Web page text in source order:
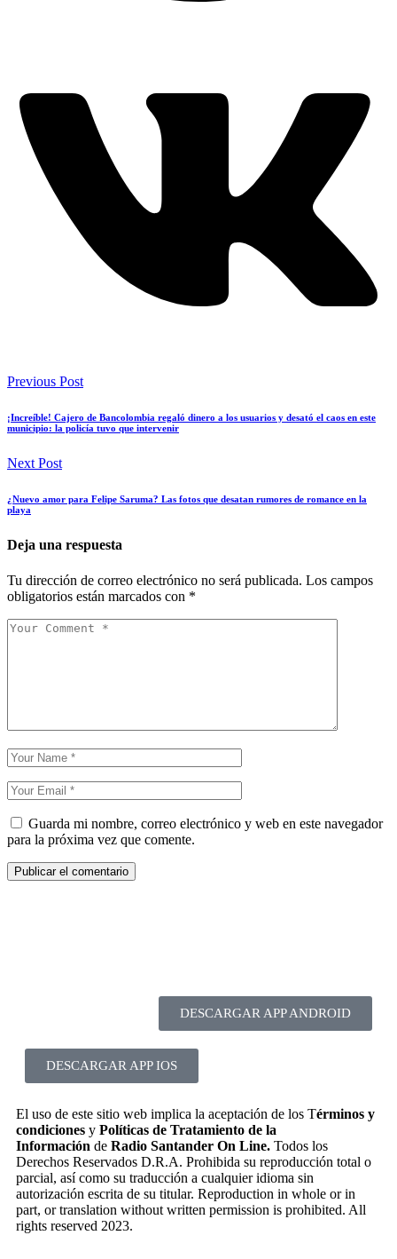
Previous Post
¡Increíble! Cajero de Bancolombia regaló dinero a los usuarios y desató el caos en este
municipio: la policía tuvo que intervenir
Next Post
¿Nuevo amor para Felipe Saruma? Las fotos que desatan rumores de romance en la
playa
Deja una respuesta
Tu dirección de correo electrónico no será publicada. Los campos
obligatorios están marcados con *
Guarda mi nombre, correo electrónico y web en este navegador
para la próxima vez que comente.
DESCARGAR APP ANDROID
DESCARGAR APP IOS
El uso de este sitio web implica la aceptación de los Términos y
condiciones y Políticas de Tratamiento de la
Información de Radio Santander On Line. Todos los
Derechos Reservados D.R.A. Prohibida su reproducción total o
parcial, así como su traducción a cualquier idioma sin
autorización escrita de su titular. Reproduction in whole or in
part, or translation without written permission is prohibited. All
rights reserved 2023.